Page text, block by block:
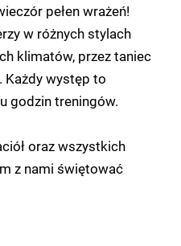
pełen wrażeń!
w różnych stylach
klimatów, przez taniec
Każdy występ to
godzin treningów.
oraz wszystkich
z nami świętować